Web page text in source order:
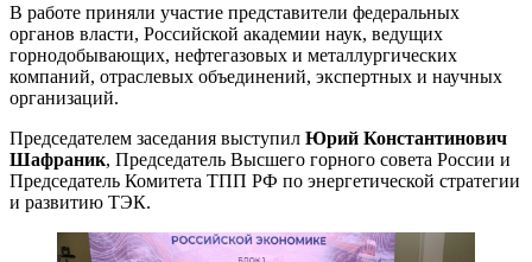
В работе приняли участие представители федеральных
органов власти, Российской академии наук, ведущих
горнодобывающих, нефтегазовых и металлургических
компаний, отраслевых объединений, экспертных и научных
организаций.
Председателем заседания выступил Юрий Константинович
Шафраник, Председатель Высшего горного совета России и
Председатель Комитета ТПП РФ по энергетической стратегии
и развитию ТЭК.